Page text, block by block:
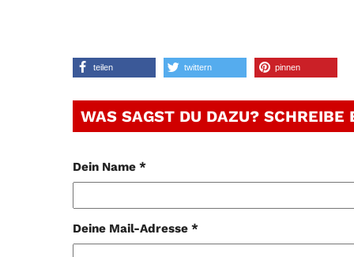
teilen twittern pinnen
WAS SAGST DU DAZU? SCHREIBE
Dein Name *
Deine Mail-Adresse *